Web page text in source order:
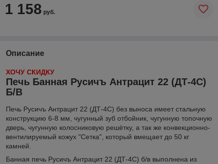
1 158 руб.
Описание
ХОЧУ СКИДКУ
Печь Банная Русичъ Антрацит 22 (ДТ-4С)
Б/В
Печь Русичъ Антрацит 22 (ДТ-4С) без выноса имеет стальную
конструкцию 6-8 мм, чугунный зуб отбойник, чугунную топочную
дверь, чугунную колосниковую решётку, а так же конвекционно-
вентилируемый кожух "Сетка", который вмещает до 50 кг
камней.
Банная печь Русичъ Антрацит 22 (ДТ-4С) б/в выполнена из